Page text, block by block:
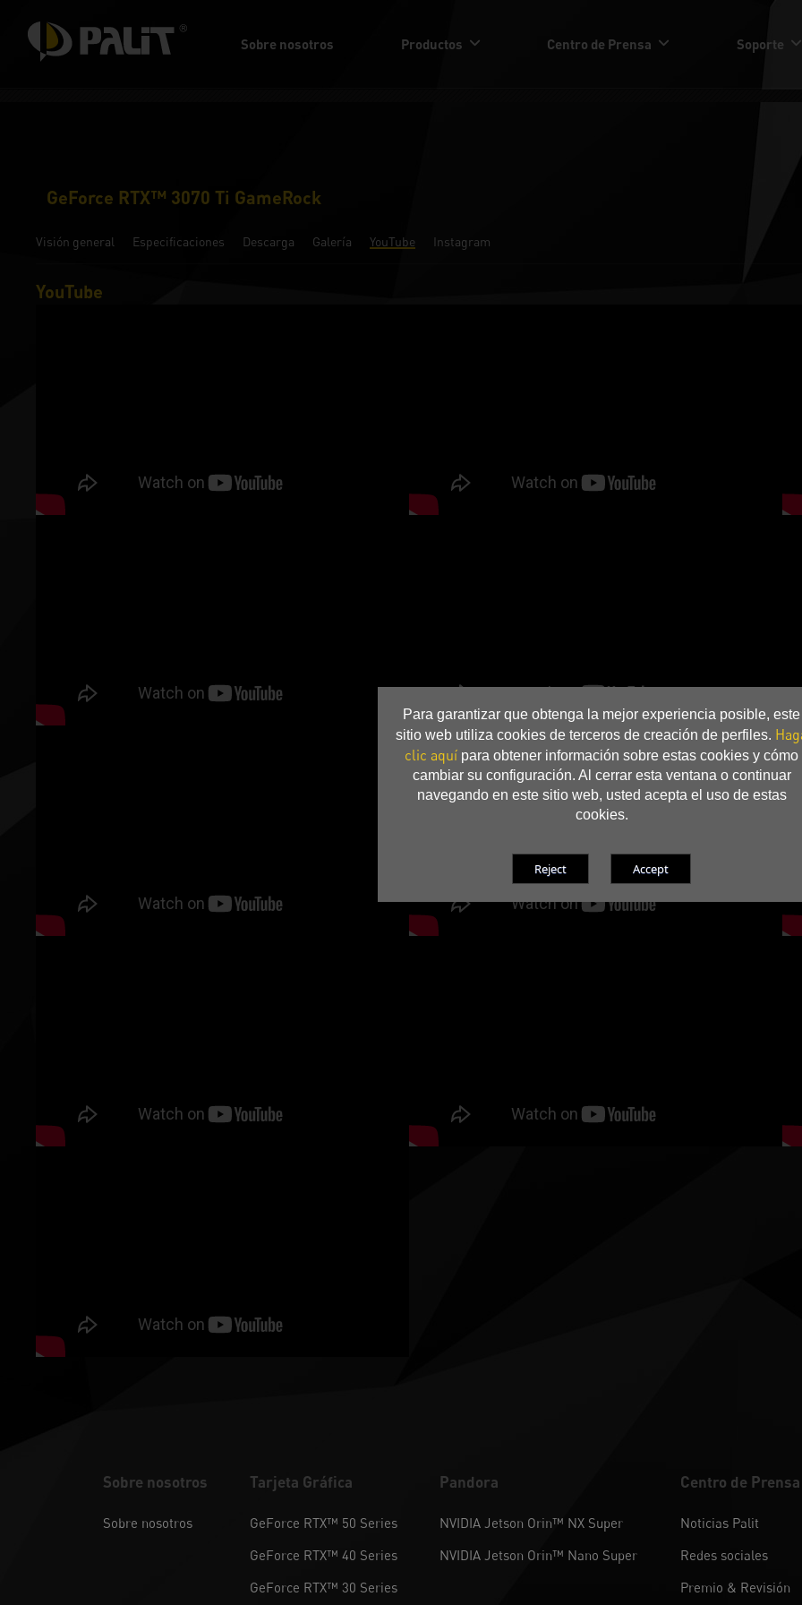
Para garantizar que obtenga la mejor experiencia posible, este
sitio web utiliza cookies de terceros de creación de perfiles.
clic aquí para obtener información sobre estas cookies y cómo
cambiar su configuración. Al cerrar esta ventana o continuar
navegando en este sitio web, usted acepta el uso de estas
cookies.
Sobre nosotros Productos Centro de Prensa Soporte
GeForce RTX™ 3070 Ti GameRock
Visión general Especificaciones Descarga Galería YouTube Instagram
YouTube
Sobre nosotros
Sobre nosotros
Tarjeta Gráfica
GeForce RTX™ 50 Series
GeForce RTX™ 40 Series
GeForce RTX™ 30 Series
Pandora
NVIDIA Jetson Orin™ NX Super
NVIDIA Jetson Orin™ Nano Super
Centro de Prensa
Noticias Palit
Redes sociales
Premio & Revisión